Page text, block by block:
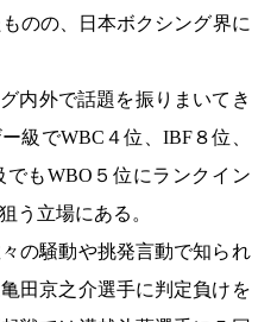
のの、日本ボクシング界に
内外で話題を振りまいてき
級でWBC４位、IBF８位、
もWBO５位にランクイン
う立場にある。
の騒動や挑発言動で知られ
田京之介選手に判定負けを